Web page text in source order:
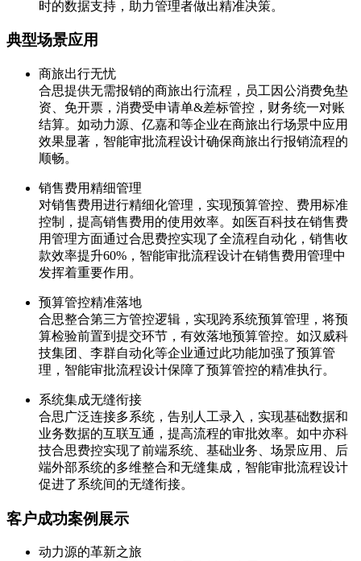
时的数据支持，助力管理者做出精准决策。
典型场景应用
商旅出行无忧
合思提供无需报销的商旅出行流程，员工因公消费免垫
资、免开票，消费受申请单&差标管控，财务统一对账
结算。如动力源、亿嘉和等企业在商旅出行场景中应用
效果显著，智能审批流程设计确保商旅出行报销流程的
顺畅。
销售费用精细管理
对销售费用进行精细化管理，实现预算管控、费用标准
控制，提高销售费用的使用效率。如医百科技在销售费
用管理方面通过合思费控实现了全流程自动化，销售收
款效率提升60%，智能审批流程设计在销售费用管理中
发挥着重要作用。
预算管控精准落地
合思整合第三方管控逻辑，实现跨系统预算管理，将预
算检验前置到提交环节，有效落地预算管控。如汉威科
技集团、李群自动化等企业通过此功能加强了预算管
理，智能审批流程设计保障了预算管控的精准执行。
系统集成无缝衔接
合思广泛连接多系统，告别人工录入，实现基础数据和
业务数据的互联互通，提高流程的审批效率。如中亦科
技合思费控实现了前端系统、基础业务、场景应用、后
端外部系统的多维整合和无缝集成，智能审批流程设计
促进了系统间的无缝衔接。
客户成功案例展示
动力源的革新之旅